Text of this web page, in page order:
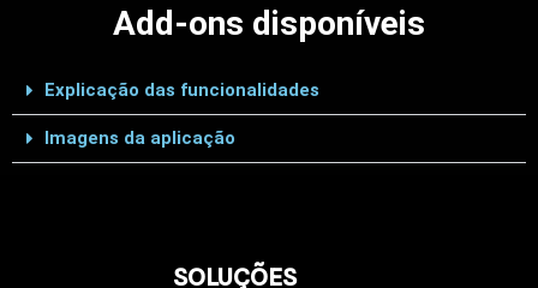
Add-ons disponíveis
Explicação das funcionalidades
Imagens da aplicação
SOLUÇÕES